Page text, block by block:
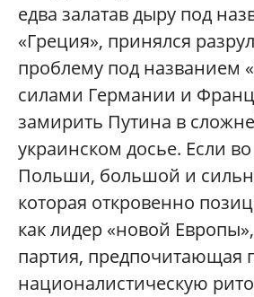
едва залатав дыру под
«Греция», принялся
проблему под названием
силами Германии и
замирить Путина в
украинском досье. Если во
Польши, большой и
которая откровенно
как лидер «новой
партия, предпочитающая
националистическую